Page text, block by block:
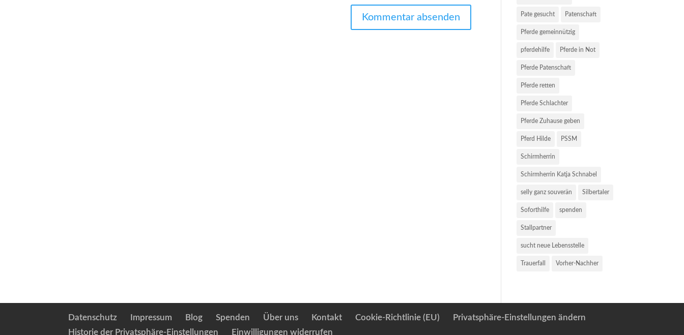
Pate gesucht Patenschaft
Pferde gemeinnützig
pferdehilfe Pferde in Not
Pferde Patenschaft
Pferde retten
Pferde Schlachter
Pferde Zuhause geben
Pferd Hilde PSSM
Schirmherrin
Schirmherrin Katja Schnabel
selly ganz souverän Silbertaler
Soforthilfe spenden
Stallpartner
sucht neue Lebensstelle
Trauerfall Vorher-Nachher
Datenschutz Impressum Blog Spenden Über uns Kontakt Cookie-Richtlinie (EU)
Privatsphäre-Einstellungen ändern
Historie der Privatsphäre-Einstellungen
Einwilligungen widerrufen